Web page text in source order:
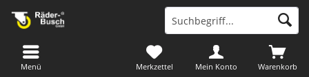
Warenkorb
Merkzettel Mein Konto
Menü